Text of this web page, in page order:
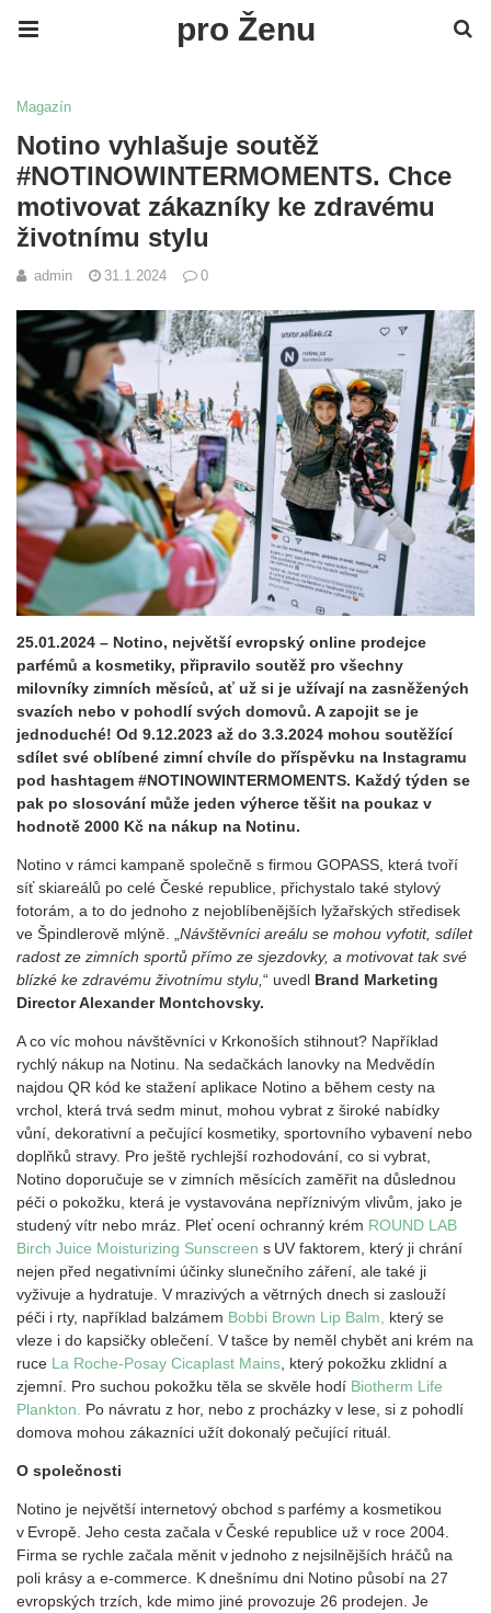
pro Ženu
Magazín
Notino vyhlašuje soutěž
#NOTINOWINTERMOMENTS. Chce
motivovat zákazníky ke zdravému
životnímu stylu
admin 31.1.2024 0
25.01.2024 – Notino, největší evropský online prodejce
parfémů a kosmetiky, připravilo soutěž pro všechny
milovníky zimních měsíců, ať už si je užívají na zasněžených
svazích nebo v pohodlí svých domovů. A zapojit se je
jednoduché! Od 9.12.2023 až do 3.3.2024 mohou soutěžící
sdílet své oblíbené zimní chvíle do příspěvku na Instagramu
pod hashtagem #NOTINOWINTERMOMENTS. Každý týden se
pak po slosování může jeden výherce těšit na poukaz v
hodnotě 2000 Kč na nákup na Notinu.
Notino v rámci kampaně společně s firmou GOPASS, která tvoří
síť skiareálů po celé České republice, přichystalo také stylový
fotorám, a to do jednoho z nejoblíbenějších lyžařských středisek
ve Špindlerově mlýně. „ Návštěvníci areálu se mohou vyfotit, sdílet
radost ze zimních sportů přímo ze sjezdovky, a motivovat tak své
blízké ke zdravému životnímu stylu, “ uvedl Brand Marketing
Director Alexander Montchovsky.
A co víc mohou návštěvníci v Krkonoších stihnout? Například
rychlý nákup na Notinu. Na sedačkách lanovky na Medvědín
najdou QR kód ke stažení aplikace Notino a během cesty na
vrchol, která trvá sedm minut, mohou vybrat z široké nabídky
vůní, dekorativní a pečující kosmetiky, sportovního vybavení nebo
doplňků stravy. Pro ještě rychlejší rozhodování, co si vybrat,
Notino doporučuje se v zimních měsících zaměřit na důslednou
péči o pokožku, která je vystavována nepříznivým vlivům, jako je
studený vítr nebo mráz. Pleť ocení ochranný krém ROUND LAB
Birch Juice Moisturizing Sunscreen s UV faktorem, který ji chrání
nejen před negativními účinky slunečního záření, ale také ji
vyživuje a hydratuje. V mrazivých a větrných dnech si zaslouží
péči i rty, například balzámem Bobbi Brown Lip Balm,
který se
vleze i do kapsičky oblečení. V tašce by neměl chybět ani krém na
ruce La Roche-Posay Cicaplast Mains , který pokožku zklidní a
zjemní. Pro suchou pokožku těla se skvěle hodí Biotherm Life
Plankton.
Po návratu z hor, nebo z procházky v lese, si z pohodlí
domova mohou zákazníci užít dokonalý pečující rituál.
O společnosti
Notino je největší internetový obchod s parfémy a kosmetikou
v Evropě. Jeho cesta začala v České republice už v roce 2004.
Firma se rychle začala měnit v jednoho z nejsilnějších hráčů na
poli krásy a e-commerce. K dnešnímu dni Notino působí na 27
evropských trzích, kde mimo jiné provozuje 26 prodejen. Je